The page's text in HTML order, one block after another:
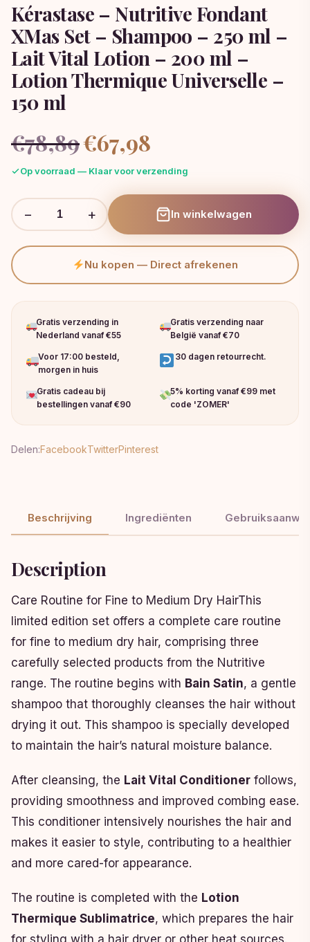
Kérastase – Nutritive Fondant
XMas Set – Shampoo – 250 ml –
Lait Vital Lotion – 200 ml –
Lotion Thermique Universelle –
150 ml
€78,89
Oorspronkelijke
prijs
was:
€67,98
is:
Op voorraad — Klaar voor verzending
− + In winkelwagen
Nu kopen — Direct afrekenen
Gratis verzending in
Nederland vanaf €55
Gratis verzending naar
België vanaf €70
Voor 17:00 besteld,
morgen in huis
30 dagen retourrecht.
Gratis cadeau bij
bestellingen vanaf €90
5% korting vanaf €99 met
code 'ZOMER'
Delen:FacebookTwitterPinterest
Beschrijving Ingrediënten
Description
Care Routine for Fine to Medium Dry HairThis
limited edition set offers a complete care routine
for fine to medium dry hair, comprising three
carefully selected products from the Nutritive
range. The routine begins with Bain Satin, a gentle
shampoo that thoroughly cleanses the hair without
drying it out. This shampoo is specially developed
to maintain the hair’s natural moisture balance.
After cleansing, the Lait Vital Conditioner follows,
providing smoothness and improved combing ease.
This conditioner intensively nourishes the hair and
makes it easier to style, contributing to a healthier
and more cared-for appearance.
The routine is completed with the Lotion
Thermique Sublimatrice, which prepares the hair
for styling with a hair dryer or other heat sources.